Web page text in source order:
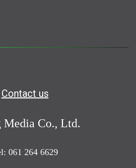
Contact us
Media Co., Ltd.
061 264 6629